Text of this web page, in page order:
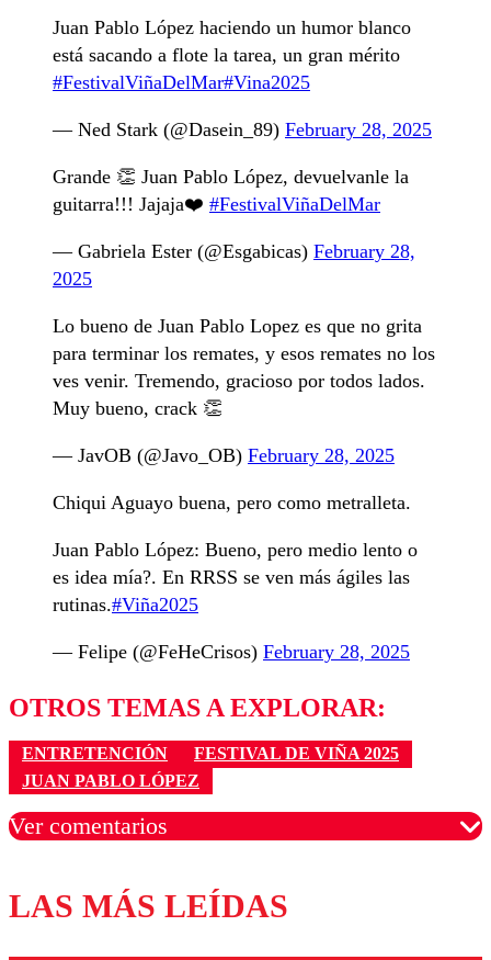
Juan Pablo López haciendo un humor blanco
está sacando a flote la tarea, un gran mérito
#FestivalViñaDelMar#Vina2025
— Ned Stark (@Dasein_89) February 28, 2025
Grande 👏 Juan Pablo López, devuelvanle la
guitarra!!! Jajaja❤️ #FestivalViñaDelMar
— Gabriela Ester (@Esgabicas) February 28,
2025
Lo bueno de Juan Pablo Lopez es que no grita
para terminar los remates, y esos remates no los
ves venir. Tremendo, gracioso por todos lados.
Muy bueno, crack 👏
— JavOB (@Javo_OB) February 28, 2025
Chiqui Aguayo buena, pero como metralleta.
Juan Pablo López: Bueno, pero medio lento o
es idea mía?. En RRSS se ven más ágiles las
rutinas.#Viña2025
— Felipe (@FeHeCrisos) February 28, 2025
OTROS TEMAS A EXPLORAR:
ENTRETENCIÓN
FESTIVAL DE VIÑA 2025
JUAN PABLO LÓPEZ
Ver comentarios
Los comentarios son moderados para garantizar un
diálogo respetuoso.
LAS MÁS LEÍDAS